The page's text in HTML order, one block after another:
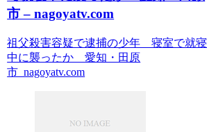
市 – nagoyatv.com
祖父殺害容疑で逮捕の少年 寝室で就寝
中に襲ったか 愛知・田原
市 nagoyatv.com